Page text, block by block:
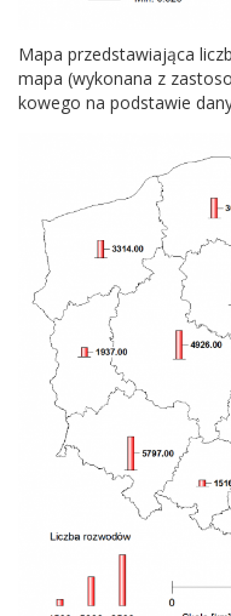
Mapa przed­staw­ia­jąca
mapa (wyko­nana z
kowego na pod­stawie